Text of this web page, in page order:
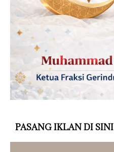
PASANG IKLAN DI SINI